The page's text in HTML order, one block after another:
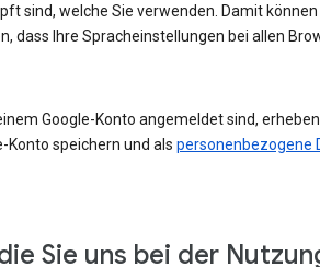
sind, welche Sie verwenden. Damit
dass Ihre Spracheinstellungen bei allen
Google-Konto angemeldet sind,
Konto speichern und als personenbezogene
Sie uns bei der